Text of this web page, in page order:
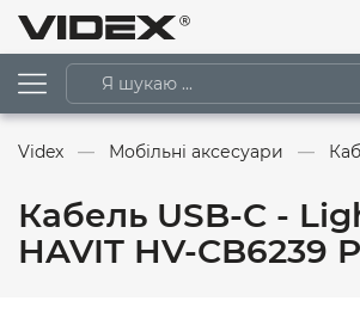
Videx Мобільні аксесуари
Кабель USB-C -
HAVIT HV-CB6239